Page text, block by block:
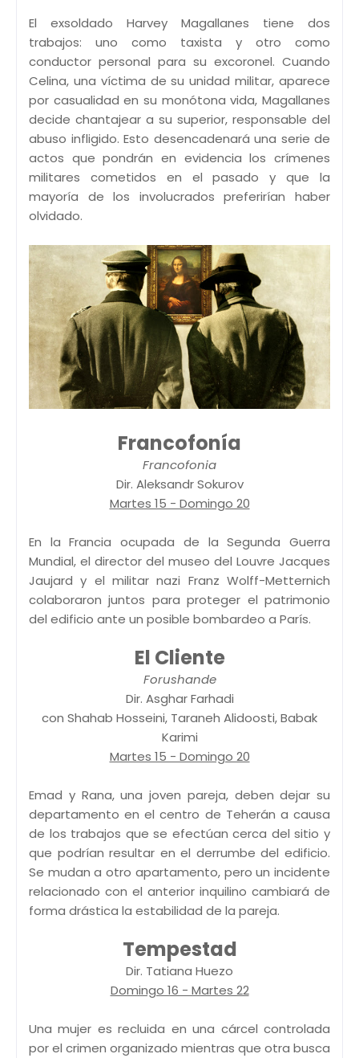
El exsoldado Harvey Magallanes tiene dos
trabajos: uno como taxista y otro como
conductor personal para su excoronel. Cuando
Celina, una víctima de su unidad militar, aparece
por casualidad en su monótona vida, Magallanes
decide chantajear a su superior, responsable del
abuso infligido. Esto desencadenará una serie de
actos que pondrán en evidencia los crímenes
militares cometidos en el pasado y que la
mayoría de los involucrados preferirían haber
olvidado.
Francofonía
Francofonia
Dir. Aleksandr Sokurov
Martes 15 - Domingo 20
En la Francia ocupada de la Segunda Guerra
Mundial, el director del museo del Louvre Jacques
Jaujard y el militar nazi Franz Wolff-Metternich
colaboraron juntos para proteger el patrimonio
del edificio ante un posible bombardeo a París.
El Cliente
Forushande
Dir. Asghar Farhadi
con Shahab Hosseini, Taraneh Alidoosti, Babak
Karimi
Martes 15 - Domingo 20
Emad y Rana, una joven pareja, deben dejar su
departamento en el centro de Teherán a causa
de los trabajos que se efectúan cerca del sitio y
que podrían resultar en el derrumbe del edificio.
Se mudan a otro apartamento, pero un incidente
relacionado con el anterior inquilino cambiará de
forma drástica la estabilidad de la pareja.
Tempestad
Dir. Tatiana Huezo
Domingo 16 - Martes 22
Una mujer es recluida en una cárcel controlada
por el crimen organizado mientras que otra busca